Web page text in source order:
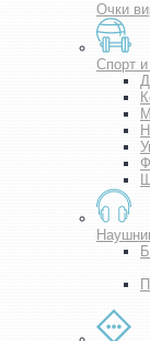
Очки
Спорт